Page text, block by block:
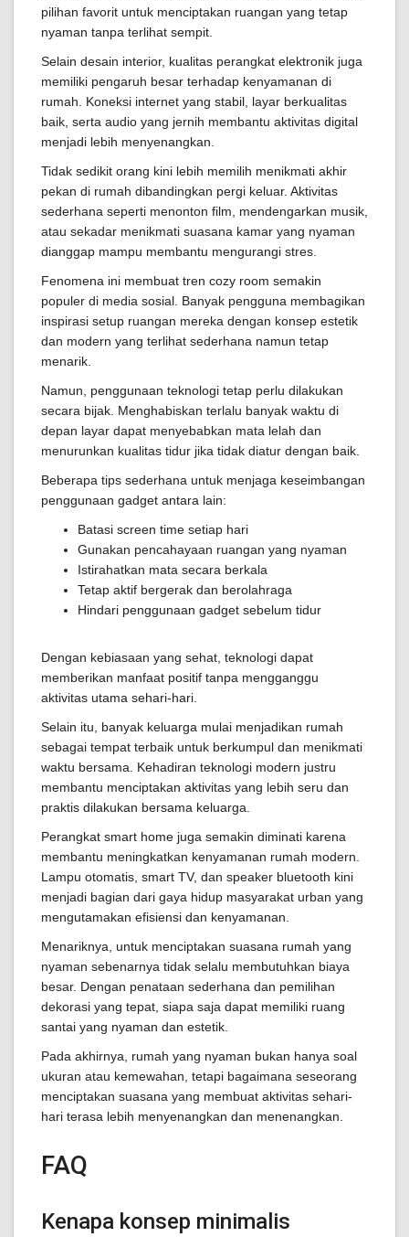
pilihan favorit untuk menciptakan ruangan yang tetap
nyaman tanpa terlihat sempit.
Selain desain interior, kualitas perangkat elektronik juga
memiliki pengaruh besar terhadap kenyamanan di
rumah. Koneksi internet yang stabil, layar berkualitas
baik, serta audio yang jernih membantu aktivitas digital
menjadi lebih menyenangkan.
Tidak sedikit orang kini lebih memilih menikmati akhir
pekan di rumah dibandingkan pergi keluar. Aktivitas
sederhana seperti menonton film, mendengarkan musik,
atau sekadar menikmati suasana kamar yang nyaman
dianggap mampu membantu mengurangi stres.
Fenomena ini membuat tren cozy room semakin
populer di media sosial. Banyak pengguna membagikan
inspirasi setup ruangan mereka dengan konsep estetik
dan modern yang terlihat sederhana namun tetap
menarik.
Namun, penggunaan teknologi tetap perlu dilakukan
secara bijak. Menghabiskan terlalu banyak waktu di
depan layar dapat menyebabkan mata lelah dan
menurunkan kualitas tidur jika tidak diatur dengan baik.
Beberapa tips sederhana untuk menjaga keseimbangan
penggunaan gadget antara lain:
Batasi screen time setiap hari
Gunakan pencahayaan ruangan yang nyaman
Istirahatkan mata secara berkala
Tetap aktif bergerak dan berolahraga
Hindari penggunaan gadget sebelum tidur
Dengan kebiasaan yang sehat, teknologi dapat
memberikan manfaat positif tanpa mengganggu
aktivitas utama sehari-hari.
Selain itu, banyak keluarga mulai menjadikan rumah
sebagai tempat terbaik untuk berkumpul dan menikmati
waktu bersama. Kehadiran teknologi modern justru
membantu menciptakan aktivitas yang lebih seru dan
praktis dilakukan bersama keluarga.
Perangkat smart home juga semakin diminati karena
membantu meningkatkan kenyamanan rumah modern.
Lampu otomatis, smart TV, dan speaker bluetooth kini
menjadi bagian dari gaya hidup masyarakat urban yang
mengutamakan efisiensi dan kenyamanan.
Menariknya, untuk menciptakan suasana rumah yang
nyaman sebenarnya tidak selalu membutuhkan biaya
besar. Dengan penataan sederhana dan pemilihan
dekorasi yang tepat, siapa saja dapat memiliki ruang
santai yang nyaman dan estetik.
Pada akhirnya, rumah yang nyaman bukan hanya soal
ukuran atau kemewahan, tetapi bagaimana seseorang
menciptakan suasana yang membuat aktivitas sehari-
hari terasa lebih menyenangkan dan menenangkan.
FAQ
Kenapa konsep minimalis